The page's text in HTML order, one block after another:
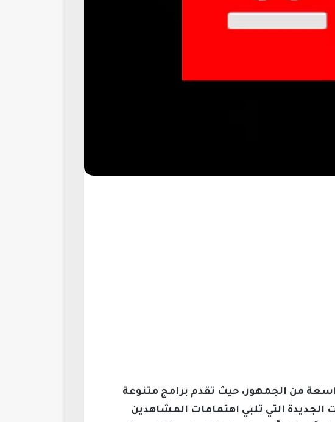
من الجمهور، حيث تقدم برامج متنوعة
التي تلبي اهتمامات المشاهدين